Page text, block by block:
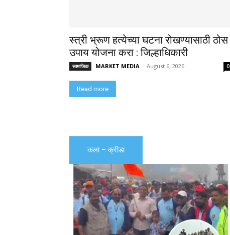
स्त्री भ्रूण हत्येच्या घटना रोखण्यासाठी ठोस
उपाय योजना करा : जिल्हाधिकारी
सामाजिक MARKET MEDIA - August 6, 2026 0
Read more
कला – क्रीडा